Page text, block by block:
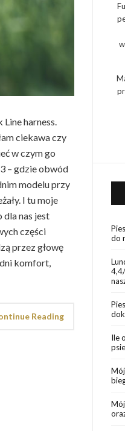
harness.
ciekawa czy
w czym go
– gdzie obwód
modelu przy
I tu moje
dla nas jest
części
przez głowę
komfort,
Reading
do
Ile